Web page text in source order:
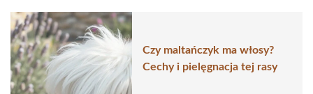
Czy maltańczyk ma włosy?
Cechy i pielęgnacja tej rasy